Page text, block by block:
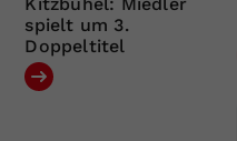
spielt um 3.
Doppeltitel